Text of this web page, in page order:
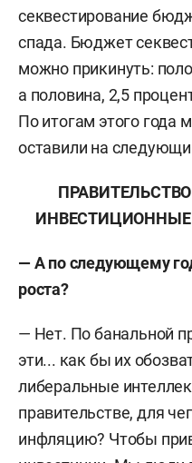
секвестирование
спада. Бюджет
можно прикинуть:
а половина, 2,5
По итогам этого года
оставили на
ИНВЕСТИЦИОННЫЕ
— А по следующему
роста?
— Нет. По банальной
эти... как бы их
либеральные
правительстве, для
инфляцию? Чтобы